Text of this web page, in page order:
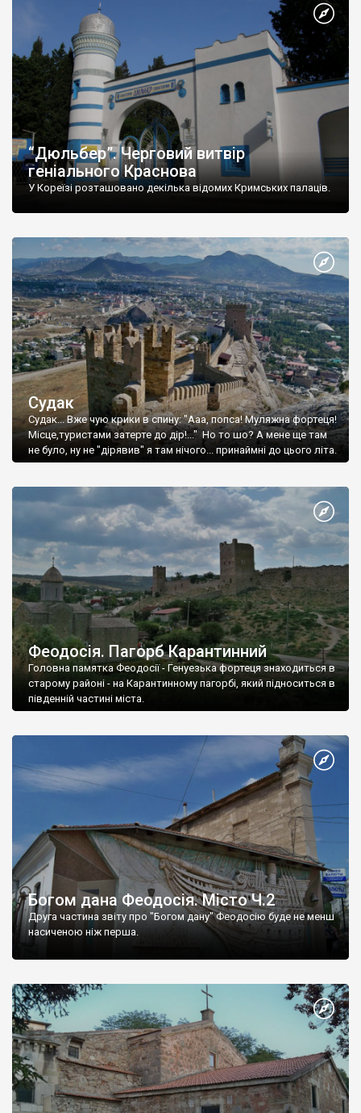
“Дюльбер”. Черговий витвір
геніального Краснова
У Кореїзі розташовано декілька відомих Кримських палаців.
Судак
Судак... Вже чую крики в спину: "Ааа, попса! Муляжна фортеця!
Місце,туристами затерте до дір!..." Но то шо? А мене ще там
не було, ну не "дірявив" я там нічого... принаймні до цього літа.
Феодосія. Пагорб Карантинний
Головна памятка Феодосії - Генуезька фортеця знаходиться в
старому районі - на Карантинному пагорбі, який підноситься в
південній частині міста.
Богом дана Феодосія. Місто Ч.2
Друга частина звіту про "Богом дану" Феодосію буде не менш
насиченою ніж перша.